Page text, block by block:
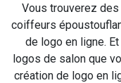
Vous trouverez
coiffeurs
de logo en ligne.
logos de salon que
création de logo en